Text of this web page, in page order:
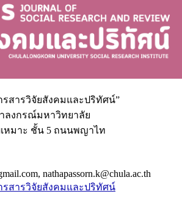
รสารวิจัยสังคมและปริทัศน์”
ลงกรณ์มหาวิทยาลัย
หมาะ ชั้น 5 ถนนพญาไท
nathapassorn.k@chula.ac.th
รสารวิจัยสังคมและปริทัศน์